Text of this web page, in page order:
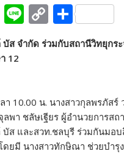
Li
n
k
n
Li
n
e
C
o
p
n
k
S
ar
ส จำกัด ร่วมกับสถานีวิทยุกร
12
า 10.00 น. นางสาวกุลพรภั
พา ชลัษเฐียร ผู้อำนวยการส
ส และสวท.ชลบุรี ร่วมกันมอ
ดยมี นางสาวทักษิณา ช่วยบำรุ